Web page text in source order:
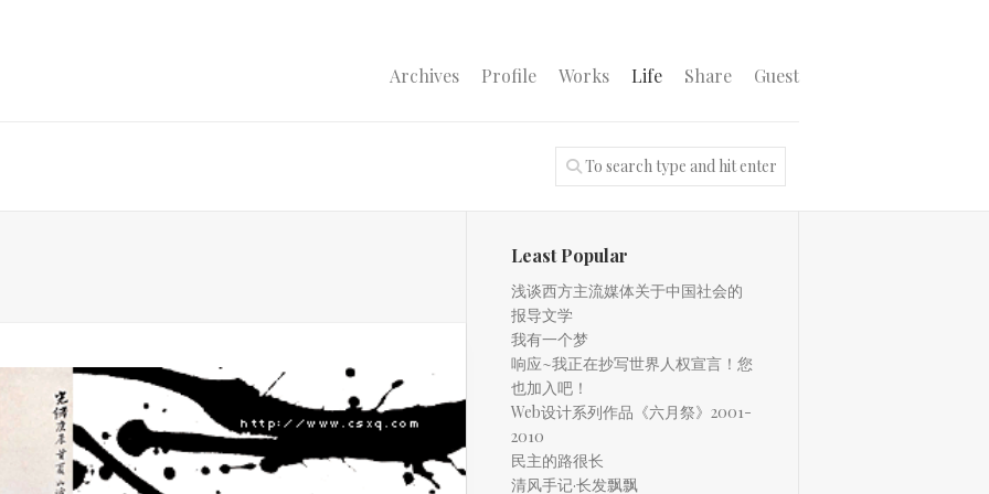
Archives Profile Works Life Share Guest
Least Popular
浅谈西方主流媒体关于中国社会的
报导文学
我有一个梦
响应~我正在抄写世界人权宣言！您
也加入吧！
Web设计系列作品《六月祭》2001-
2010
民主的路很长
清风手记·长发飘飘